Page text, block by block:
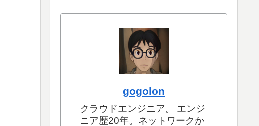
gogolon
クラウドエンジニア。 エンジ
ニア歴20年。ネットワークか